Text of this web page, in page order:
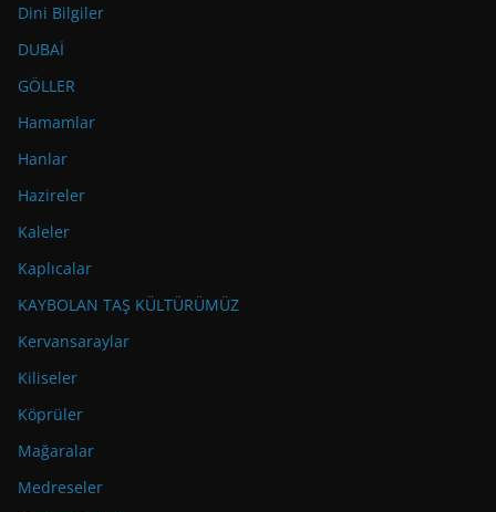
Dini Bilgiler
DUBAİ
GÖLLER
Hamamlar
Hanlar
Hazireler
Kaleler
Kaplıcalar
KAYBOLAN TAŞ KÜLTÜRÜMÜZ
Kervansaraylar
Kiliseler
Köprüler
Mağaralar
Medreseler